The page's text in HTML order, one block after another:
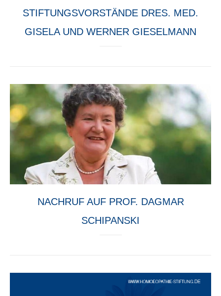
STIFTUNGSVORSTÄNDE DRES. MED.
GISELA UND WERNER GIESELMANN
NACHRUF AUF PROF. DAGMAR
SCHIPANSKI